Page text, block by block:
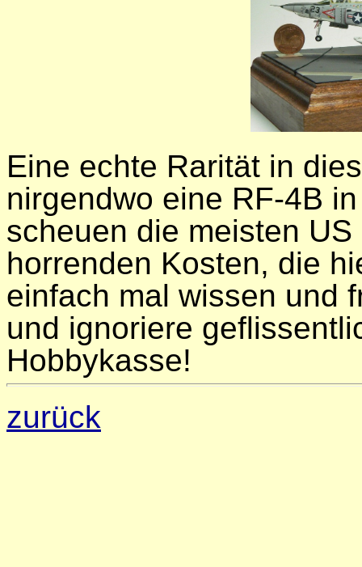
Eine echte Rarität in
nirgendwo eine RF-4B
scheuen die meisten
horrenden Kosten, die
einfach mal wissen und
und ignoriere
Hobbykasse!
zurück